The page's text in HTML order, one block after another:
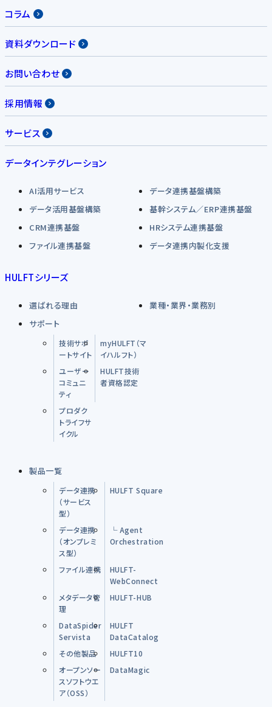
コラム
資料ダウンロード
お問い合わせ
採用情報
サービス
データインテグレーション
AI活用サービス
データ連携基盤構築
データ活用基盤構築
基幹システム／ERP連携基盤
CRM連携基盤
HRシステム連携基盤
ファイル連携基盤
データ連携内製化支援
HULFTシリーズ
選ばれる理由
業種・業界・業務別
サポート
技術サポ
ートサイト
myHULFT（マ
イハルフト）
ユーザー
コミュニ
ティ
HULFT技術
者資格認定
プロダク
トライフサ
イクル
製品一覧
データ連携
（サービス
型）
HULFT Square
データ連携
（オンプレミ
ス型）
└ Agent
Orchestration
ファイル連携
HULFT-
WebConnect
メタデータ管
理
HULFT-HUB
DataSpider
Servista
HULFT
DataCatalog
その他製品
HULFT10
オープンソー
スソフトウエ
ア（OSS）
DataMagic